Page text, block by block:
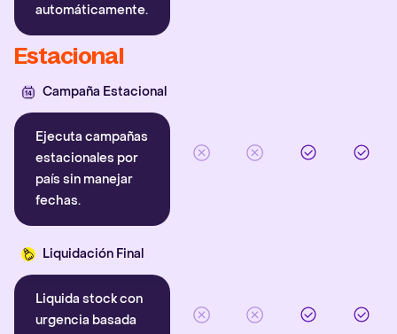
automáticamente.
Estacional
Campaña Estacional
Ejecuta campañas
estacionales por
país sin manejar
fechas.
Liquidación Final
Liquida stock con
urgencia basada